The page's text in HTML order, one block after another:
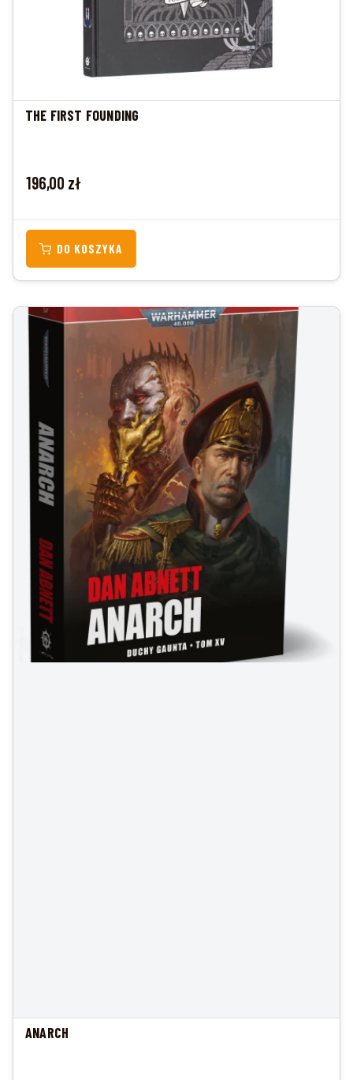
THE FIRST FOUNDING
Cena
196,00 zł
DO KOSZYKA
ANARCH